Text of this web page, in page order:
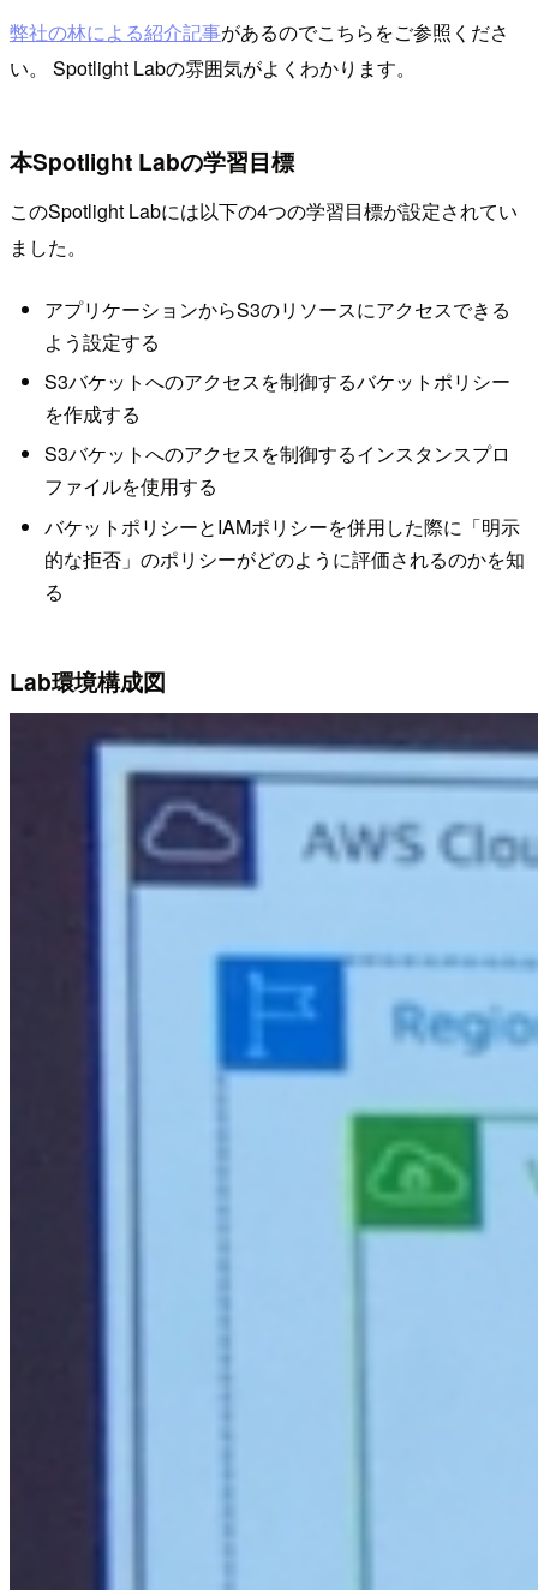
弊社の林による紹介記事があるのでこちらをご参照くださ
い。 Spotlight Labの雰囲気がよくわかります。
本Spotlight Labの学習目標
このSpotlight Labには以下の4つの学習目標が設定されてい
ました。
アプリケーションからS3のリソースにアクセスできる
よう設定する
S3バケットへのアクセスを制御するバケットポリシー
を作成する
S3バケットへのアクセスを制御するインスタンスプロ
ファイルを使用する
バケットポリシーとIAMポリシーを併用した際に「明示
的な拒否」のポリシーがどのように評価されるのかを知
る
Lab環境構成図